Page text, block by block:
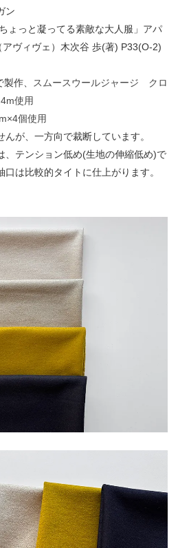
ン
ょっと凝ってる素敵な大人服」アパ
ヴィヴェ）木次谷 歩(著) P33(O-2)
作、
スムースウールジャージ クロ
使用
個使用
んが、一方向で裁断しています。
、テンション低め(生地の伸縮低め)で
は比較的タイトに仕上がります。